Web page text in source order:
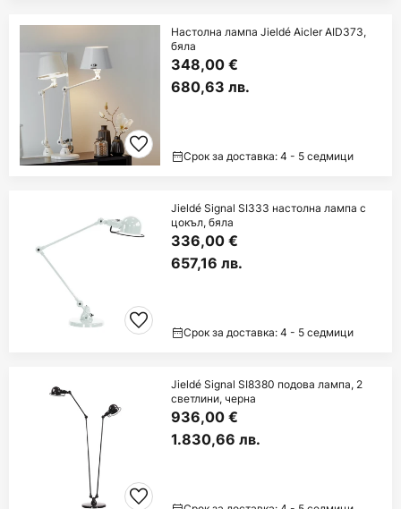
Настолна лампа Jieldé Aicler AID373,
бяла
348,00 €
680,63 лв.
Срок за доставка: 4 - 5 седмици
Jieldé Signal SI333 настолна лампа с
цокъл, бяла
336,00 €
657,16 лв.
Срок за доставка: 4 - 5 седмици
Jieldé Signal SI8380 подова лампа, 2
светлини, черна
936,00 €
1.830,66 лв.